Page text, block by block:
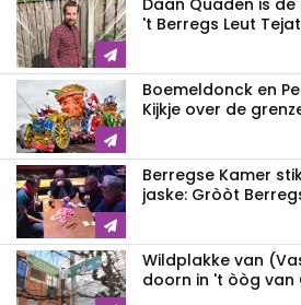
Daan Quaden is
't Berregs Leut
Boemeldonck en
Kijkje over de
Berregse Kamer
jaske: Gròòt
Wildplakke van
doorn in 't òòg van